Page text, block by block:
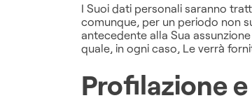
I Suoi dati personali saranno
comunque, per un periodo non
antecedente alla Sua
quale, in ogni caso, Le verrà
Profilazione